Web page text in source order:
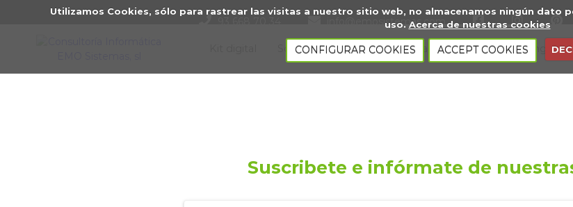
Utilizamos Cookies, sólo para rastrear las visitas a nuestro sitio web, no almacenamos ningún dato
uso. Acerca de nuestras cookies
CONFIGURAR COOKIES ACCEPT COOKIES
info@emosistemas.com
Sobre nosotros Páginas web Marketing
Suscribete e infórmate de